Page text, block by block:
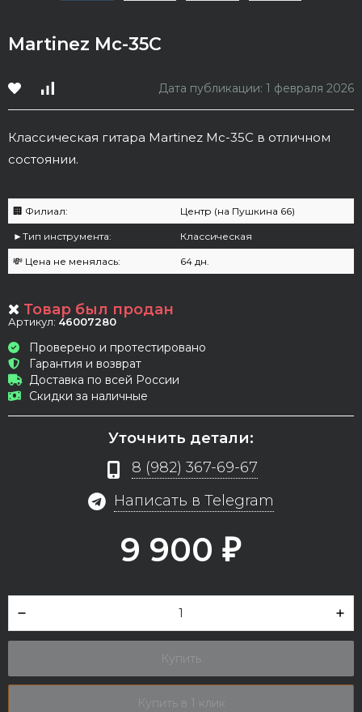
Martinez Mc-35C
Дата публикации: 1 февраля 2026
Классическая гитара Martinez Mc-35C в отличном
состоянии.
🏢 Филиал: Центр (на Пушкина 66)
►Тип инструмента: Классическая
💸 Цена не менялась: 64 дн.
Товар был продан
Артикул: 46007280
Проверено и протестировано
Гарантия и возврат
Доставка по всей России
Скидки за наличные
Уточнить детали:
8 (982) 367-69-67
Написать в Telegram
9 900 ₽
Купить
Купить в 1 клик